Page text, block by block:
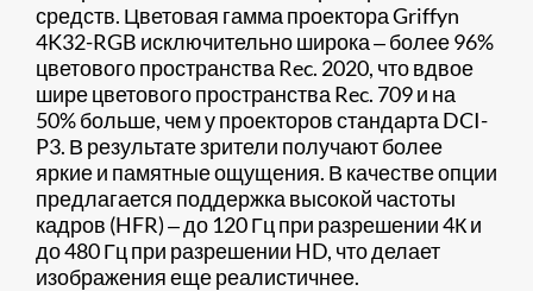
средств. Цветовая гамма проектора Griffyn
4K32-RGB исключительно широка ‒ более 96%
цветового пространства Rec. 2020, что вдвое
шире цветового пространства Rec. 709 и на
50% больше, чем у проекторов стандарта DCI-
P3. В результате зрители получают более
яркие и памятные ощущения. В качестве опции
предлагается поддержка высокой частоты
кадров (HFR) ‒ до 120 Гц при разрешении 4К и
до 480 Гц при разрешении HD, что делает
изображения еще реалистичнее.